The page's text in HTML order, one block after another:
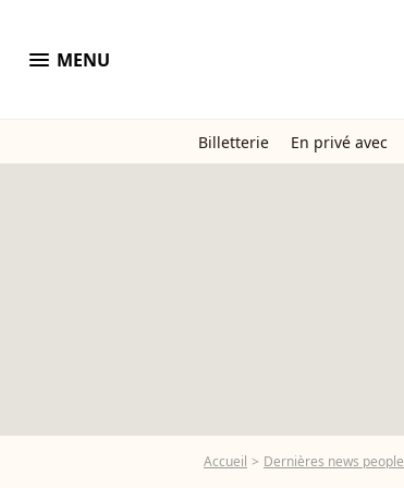
menu MENU
Billetterie En privé avec
Accueil Dernières news people